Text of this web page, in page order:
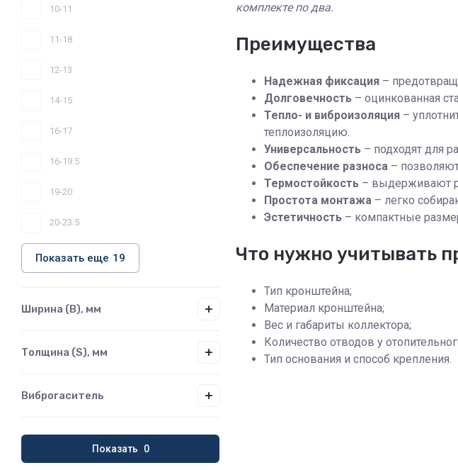
10-11
11-18
12-13
14-15
16-17
16-19.5
19-20
20-23.5
Показать еще 19
Ширина (B), мм
Толщина (S), мм
Виброгаситель
Показать 0
комплекте по два.
Преимущества
Надежная фиксация –
Долговечность – оцинкованная
Тепло- и виброизоляция –
теплоизоляцию.
Универсальность – подходят для
Обеспечение разноса –
Термостойкость – выдерживают
Простота монтажа – легко
Эстетичность – компактные
Что нужно учитывать
Тип кронштейна;
Материал кронштейна;
Вес и габариты коллектора;
Количество отводов у
Тип основания и способ крепления.